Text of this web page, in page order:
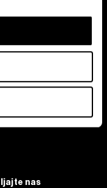
preverjanjem
osebni podatki in
o podrobnostih
ARENA SPORT
v naši
nas